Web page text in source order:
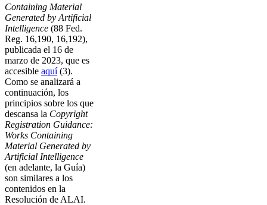
Containing Material
Generated by Artificial
Intelligence (88 Fed.
Reg. 16,190, 16,192),
publicada el 16 de
marzo de 2023, que es
accesible aquí(3).
Como se analizará a
continuación, los
principios sobre los que
descansa la Copyright
Registration Guidance:
Works Containing
Material Generated by
Artificial Intelligence
(en adelante, la Guía)
son similares a los
contenidos en la
Resolución de ALAI.